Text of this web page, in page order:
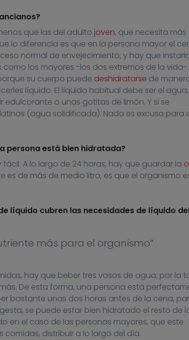
que las del adulto joven, que necesita más
lo diferencia es que en la persona mayor el
normal de envejecimiento, y hay que
como los mayores -los dos extremos de la vida-
su cuerpo puede deshidratarse de
líquido. El líquido habitual debe ser el
o unas gotitas de limón. Y si se
(agua solidificada). Nada es excusa para
persona está bien hidratada?
A lo largo de 24 horas, hay que guardar la
es de más de medio litro, es que el organismo
líquido cubren las necesidades de líquido
más para el organismo”
hay que beber tres vasos de agua; por la
De esta forma, una persona está
bastante unas dos horas antes de la cena,
se puede estar bien hidratado el resto de
en el caso de las personas mayores, que este
distribuir a lo largo del día.